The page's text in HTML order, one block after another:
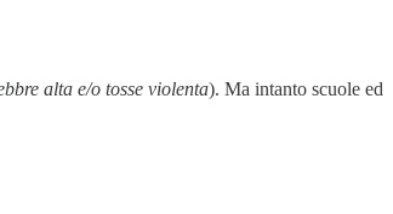
alta e/o tosse violenta). Ma intanto scuole ed